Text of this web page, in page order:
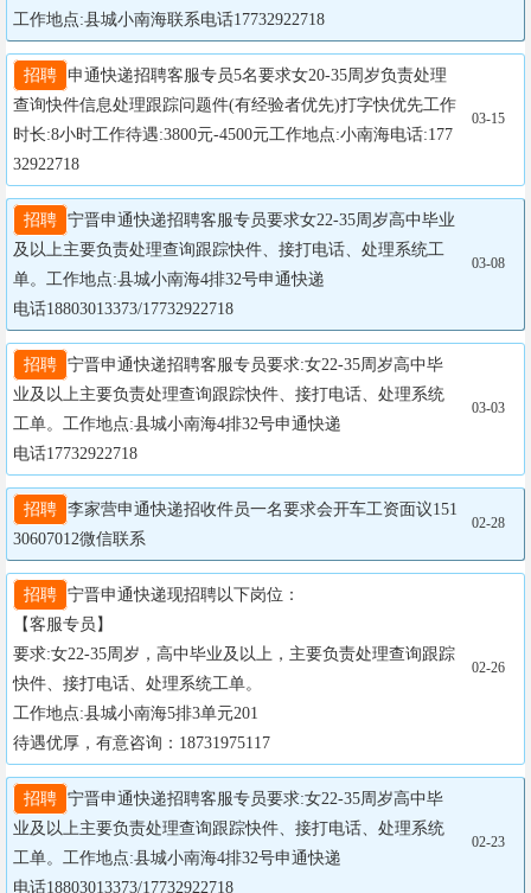
工作地点:县城小南海联系电话17732922718
招聘 申通快递招聘客服专员5名要求女20-35周岁负责处理
查询快件信息处理跟踪问题件(有经验者优先)打字快优先工作
时长:8小时工作待遇:3800元-4500元工作地点:小南海电话:177
32922718
03-15
招聘 宁晋申通快递招聘客服专员要求女22-35周岁高中毕业
及以上主要负责处理查询跟踪快件、接打电话、处理系统工
单。工作地点:县城小南海4排32号申通快递
电话18803013373/17732922718
03-08
招聘 宁晋申通快递招聘客服专员要求:女22-35周岁高中毕
业及以上主要负责处理查询跟踪快件、接打电话、处理系统
工单。工作地点:县城小南海4排32号申通快递
电话17732922718
03-03
招聘 李家营申通快递招收件员一名要求会开车工资面议151
30607012微信联系
02-28
招聘 宁晋申通快递现招聘以下岗位：
【客服专员】
要求:女22-35周岁，高中毕业及以上，主要负责处理查询跟踪
快件、接打电话、处理系统工单。
工作地点:县城小南海5排3单元201
待遇优厚，有意咨询：18731975117
02-26
招聘 宁晋申通快递招聘客服专员要求:女22-35周岁高中毕
业及以上主要负责处理查询跟踪快件、接打电话、处理系统
工单。工作地点:县城小南海4排32号申通快递
电话18803013373/17732922718
02-23